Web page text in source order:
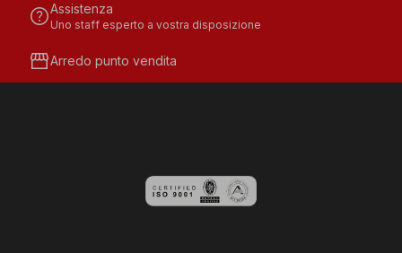
helpAssistenza
Uno staff esperto a vostra disposizione
storefrontArredo punto vendita